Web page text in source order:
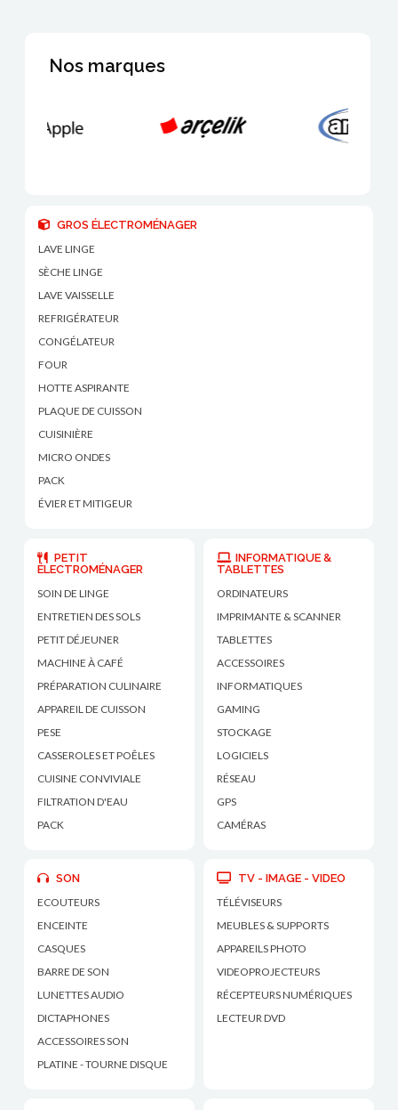
Nos marques
GROS ÉLECTROMÉNAGER
LAVE LINGE
SÈCHE LINGE
LAVE VAISSELLE
REFRIGÉRATEUR
CONGÉLATEUR
FOUR
HOTTE ASPIRANTE
PLAQUE DE CUISSON
CUISINIÈRE
MICRO ONDES
PACK
ÉVIER ET MITIGEUR
PETIT
ÉLECTROMÉNAGER
SOIN DE LINGE
ENTRETIEN DES SOLS
PETIT DÉJEUNER
MACHINE À CAFÉ
PRÉPARATION CULINAIRE
APPAREIL DE CUISSON
PESE
CASSEROLES ET POÊLES
CUISINE CONVIVIALE
FILTRATION D'EAU
PACK
INFORMATIQUE &
TABLETTES
ORDINATEURS
IMPRIMANTE & SCANNER
TABLETTES
ACCESSOIRES
INFORMATIQUES
GAMING
STOCKAGE
LOGICIELS
RÉSEAU
GPS
CAMÉRAS
SON
ECOUTEURS
ENCEINTE
CASQUES
BARRE DE SON
LUNETTES AUDIO
DICTAPHONES
ACCESSOIRES SON
PLATINE - TOURNE DISQUE
TV - IMAGE - VIDEO
TÉLÉVISEURS
MEUBLES & SUPPORTS
APPAREILS PHOTO
VIDEOPROJECTEURS
RÉCEPTEURS NUMÉRIQUES
LECTEUR DVD